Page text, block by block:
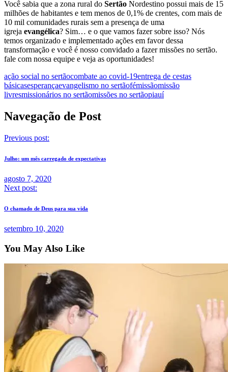
Você sabia que a zona rural do Sertão Nordestino possui mais de 15
milhões de habitantes e tem menos de 0,1% de crentes, com mais de
10 mil comunidades rurais sem a presença de uma
igreja evangélica? Sim… e o que vamos fazer sobre isso? Nós
temos organizado e implementado ações em favor dessa
transformação e você é nosso convidado a fazer missões no sertão.
fale com nossa equipe e veja as oportunidades!
ação social no sertãocombate ao covid-19entrega de cestas
básicasesperançaevangelismo no sertãofémissãomissão
livresmissionários no sertãomissões no sertãopiauí
Navegação de Post
Previous post:
Julho: um mês carregado de expectativas
agosto 7, 2020
Next post:
O chamado de Deus para sua vida
setembro 10, 2020
You May Also Like